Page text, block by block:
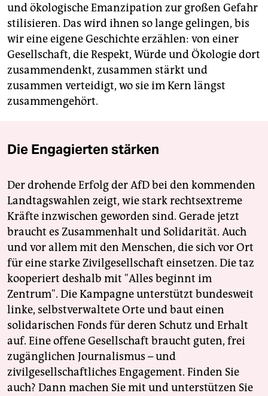
und ökologische Emanzipation zur großen Gefahr
stilisieren. Das wird ihnen so lange gelingen, bis
wir eine eigene Geschichte erzählen: von einer
Gesellschaft, die Respekt, Würde und Ökologie dort
zusammendenkt, zusammen stärkt und
zusammen verteidigt, wo sie im Kern längst
zusammengehört.
Die Engagierten stärken
Der drohende Erfolg der AfD bei den kommenden
Landtagswahlen zeigt, wie stark rechtsextreme
Kräfte inzwischen geworden sind. Gerade jetzt
braucht es Zusammenhalt und Solidarität. Auch
und vor allem mit den Menschen, die sich vor Ort
für eine starke Zivilgesellschaft einsetzen. Die taz
kooperiert deshalb mit "Alles beginnt im
Zentrum". Die Kampagne unterstützt bundesweit
linke, selbstverwaltete Orte und baut einen
solidarischen Fonds für deren Schutz und Erhalt
auf. Eine offene Gesellschaft braucht guten, frei
zugänglichen Journalismus – und
zivilgesellschaftliches Engagement. Finden Sie
auch? Dann machen Sie mit und unterstützen Sie